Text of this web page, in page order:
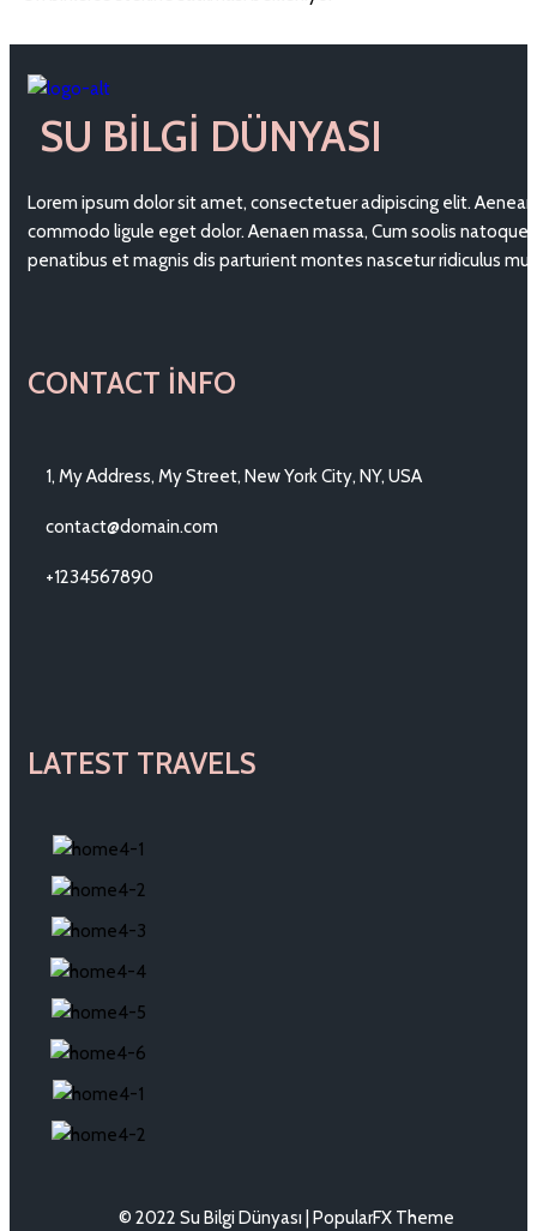
SU BILGI DÜNYASI
Lorem ipsum dolor sit amet, consectetuer adipiscing elit. Aenean
commodo ligule eget dolor. Aenaen massa, Cum soolis natoque
penatibus et magnis dis parturient montes nascetur ridiculus mus
CONTACT INFO
1, My Address, My Street, New York City, NY, USA
contact@domain.com
+1234567890
LATEST TRAVELS
© 2022 Su Bilgi Dünyası | PopularFX Theme